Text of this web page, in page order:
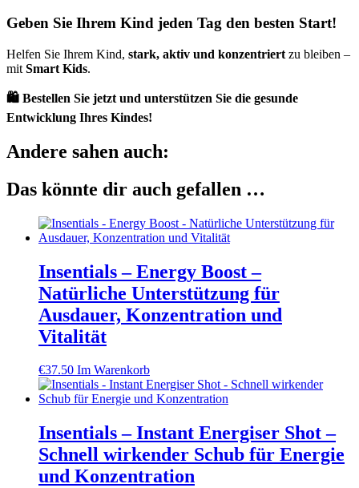
Geben Sie Ihrem Kind jeden Tag den besten Start!
Helfen Sie Ihrem Kind, stark, aktiv und konzentriert zu bleiben –
mit Smart Kids.
🛍 Bestellen Sie jetzt und unterstützen Sie die gesunde
Entwicklung Ihres Kindes!
Andere sahen auch:
Das könnte dir auch gefallen …
Insentials – Energy Boost –
Natürliche Unterstützung für
Ausdauer, Konzentration und
Vitalität
€37.50 Im Warenkorb
Insentials – Instant Energiser Shot –
Schnell wirkender Schub für Energie
und Konzentration